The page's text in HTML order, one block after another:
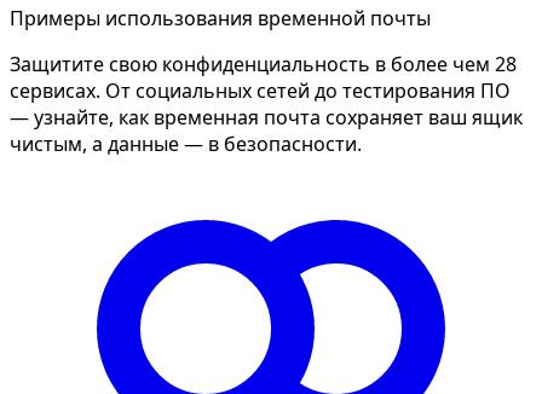
Примеры использования временной почты
Защитите свою конфиденциальность в более чем 28
сервисах. От социальных сетей до тестирования ПО
— узнайте, как временная почта сохраняет ваш ящик
чистым, а данные — в безопасности.